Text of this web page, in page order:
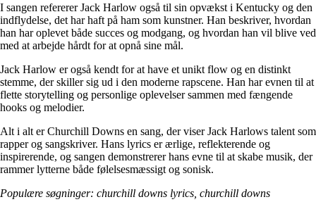
I sangen refererer Jack Harlow også til sin opvækst i Kentucky og den
indflydelse, det har haft på ham som kunstner. Han beskriver, hvordan
han har oplevet både succes og modgang, og hvordan han vil blive ved
med at arbejde hårdt for at opnå sine mål.
Jack Harlow er også kendt for at have et unikt flow og en distinkt
stemme, der skiller sig ud i den moderne rapscene. Han har evnen til at
flette storytelling og personlige oplevelser sammen med fængende
hooks og melodier.
Alt i alt er Churchill Downs en sang, der viser Jack Harlows talent som
rapper og sangskriver. Hans lyrics er ærlige, reflekterende og
inspirerende, og sangen demonstrerer hans evne til at skabe musik, der
rammer lytterne både følelsesmæssigt og sonisk.
Populære søgninger: churchill downs lyrics, churchill downs